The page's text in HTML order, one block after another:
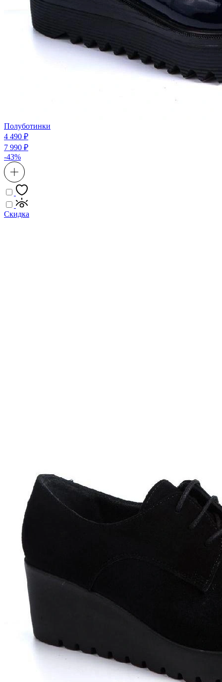
Полуботинки
4 490 ₽
7 990 ₽
-43%
Скидка